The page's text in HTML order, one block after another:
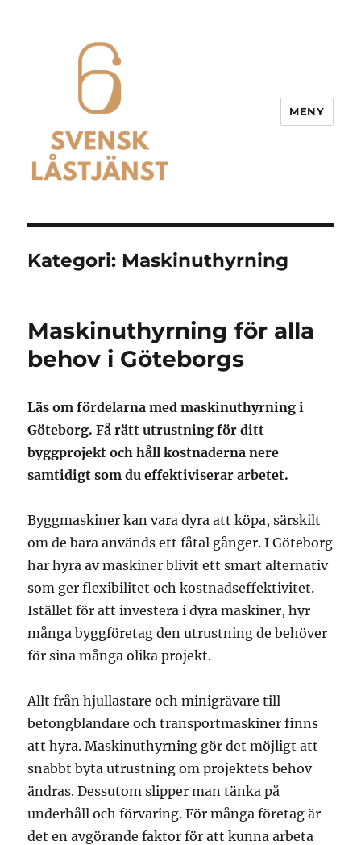
MENY
Kategori: Maskinuthyrning
Maskinuthyrning för alla
behov i Göteborgs
Läs om fördelarna med maskinuthyrning i
Göteborg. Få rätt utrustning för ditt
byggprojekt och håll kostnaderna nere
samtidigt som du effektiviserar arbetet.
Byggmaskiner kan vara dyra att köpa, särskilt
om de bara används ett fåtal gånger. I Göteborg
har hyra av maskiner blivit ett smart alternativ
som ger flexibilitet och kostnadseffektivitet.
Istället för att investera i dyra maskiner, hyr
många byggföretag den utrustning de behöver
för sina många olika projekt.
Allt från hjullastare och minigrävare till
betongblandare och transportmaskiner finns
att hyra. Maskinuthyrning gör det möjligt att
snabbt byta utrustning om projektets behov
ändras. Dessutom slipper man tänka på
underhåll och förvaring. För många företag är
det en avgörande faktor för att kunna arbeta